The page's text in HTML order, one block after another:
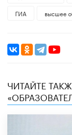
ГИА
высшее
ЧИТАЙТЕ